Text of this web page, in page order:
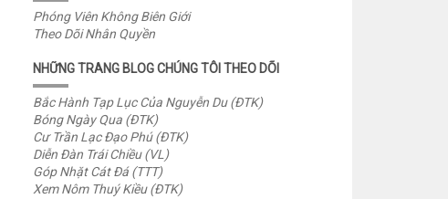
Phóng Viên Không Biên Giới
Theo Dõi Nhân Quyền
NHỮNG TRANG BLOG CHÚNG TÔI THEO DÕI
Bắc Hành Tạp Lục Của Nguyễn Du (ĐTK)
Bóng Ngày Qua (ĐTK)
Cư Trần Lạc Đạo Phú (ĐTK)
Diễn Đàn Trái Chiều (VL)
Góp Nhặt Cát Đá (TTT)
Xem Nôm Thuý Kiều (ĐTK)